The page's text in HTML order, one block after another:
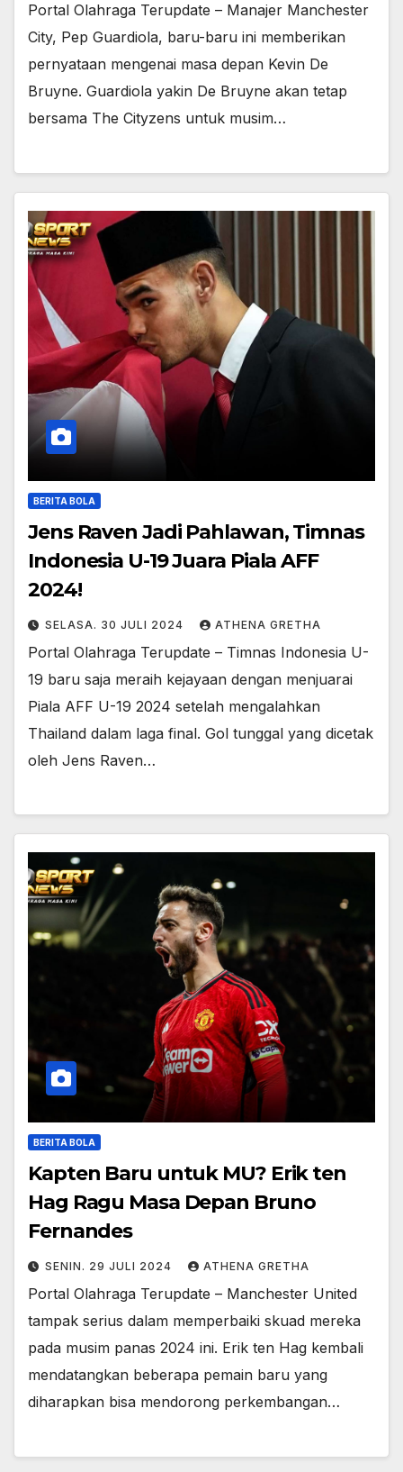
Portal Olahraga Terupdate – Manajer Manchester
City, Pep Guardiola, baru-baru ini memberikan
pernyataan mengenai masa depan Kevin De
Bruyne. Guardiola yakin De Bruyne akan tetap
bersama The Cityzens untuk musim…
BERITA BOLA
Jens Raven Jadi Pahlawan, Timnas
Indonesia U-19 Juara Piala AFF
2024!
SELASA. 30 JULI 2024 ATHENA GRETHA
Portal Olahraga Terupdate – Timnas Indonesia U-
19 baru saja meraih kejayaan dengan menjuarai
Piala AFF U-19 2024 setelah mengalahkan
Thailand dalam laga final. Gol tunggal yang dicetak
oleh Jens Raven…
BERITA BOLA
Kapten Baru untuk MU? Erik ten
Hag Ragu Masa Depan Bruno
Fernandes
SENIN. 29 JULI 2024 ATHENA GRETHA
Portal Olahraga Terupdate – Manchester United
tampak serius dalam memperbaiki skuad mereka
pada musim panas 2024 ini. Erik ten Hag kembali
mendatangkan beberapa pemain baru yang
diharapkan bisa mendorong perkembangan…